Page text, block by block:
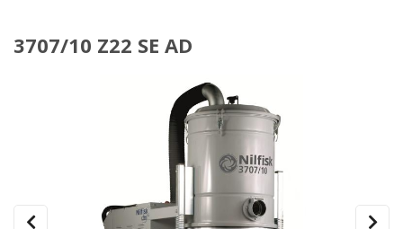
3707/10 Z22 SE AD